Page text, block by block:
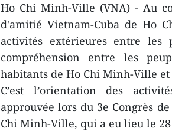
Ho Chi Minh-Ville (VNA) - Au
d'amitié Vietnam-Cuba de Ho
activités extérieures entre
compréhension entre les
habitants de Ho Chi Minh-Ville
C’est l’orientation des
approuvée lors du 3e Congrès
Chi Minh-Ville, qui a eu lieu le